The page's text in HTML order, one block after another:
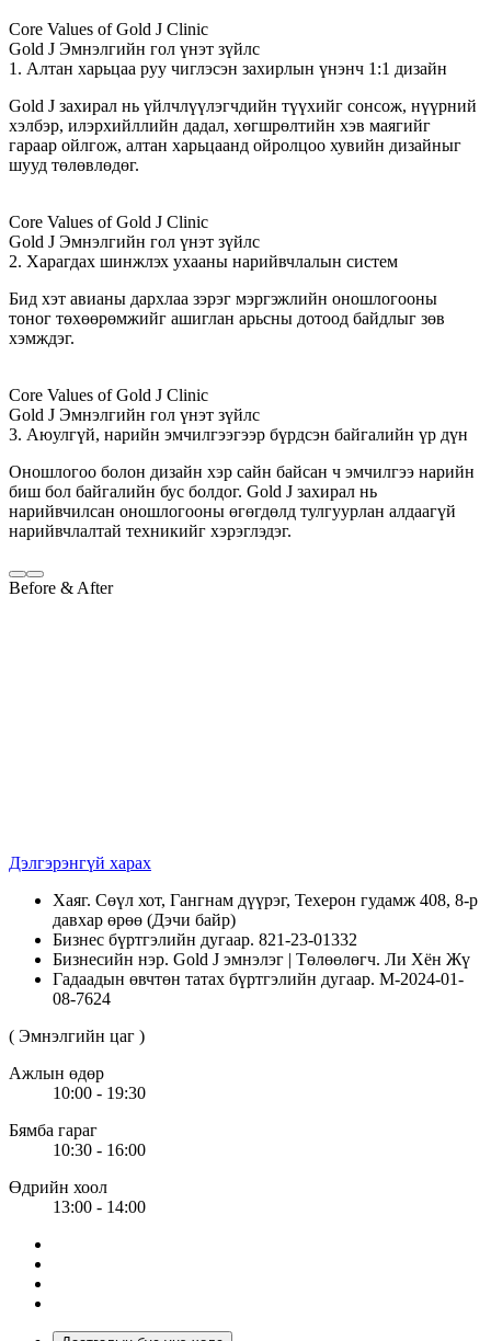
Core Values of Gold J Clinic
Gold J Эмнэлгийн гол үнэт зүйлс
1. Алтан харьцаа руу чиглэсэн захирлын үнэнч 1:1 дизайн
Gold J захирал нь үйлчлүүлэгчдийн түүхийг сонсож, нүүрний
хэлбэр, илэрхийллийн дадал, хөгшрөлтийн хэв маягийг
гараар ойлгож, алтан харьцаанд ойролцоо хувийн дизайныг
шууд төлөвлөдөг.
Core Values of Gold J Clinic
Gold J Эмнэлгийн гол үнэт зүйлс
2. Харагдах шинжлэх ухааны нарийвчлалын систем
Бид хэт авианы дархлаа зэрэг мэргэжлийн оношлогооны
тоног төхөөрөмжийг ашиглан арьсны дотоод байдлыг зөв
хэмждэг.
Core Values of Gold J Clinic
Gold J Эмнэлгийн гол үнэт зүйлс
3. Аюулгүй, нарийн эмчилгээгээр бүрдсэн байгалийн үр дүн
Оношлогоо болон дизайн хэр сайн байсан ч эмчилгээ нарийн
биш бол байгалийн бус болдог. Gold J захирал нь
нарийвчилсан оношлогооны өгөгдөлд тулгуурлан алдаагүй
нарийвчлалтай техникийг хэрэглэдэг.
Before & After
Дэлгэрэнгүй харах
Хаяг. Сөүл хот, Гангнам дүүрэг, Техерон гудамж 408, 8-р
давхар өрөө (Дэчи байр)
Бизнес бүртгэлийн дугаар. 821-23-01332
Бизнесийн нэр. Gold J эмнэлэг | Төлөөлөгч. Ли Хён Жү
Гадаадын өвчтөн татах бүртгэлийн дугаар. M-2024-01-
08-7624
( Эмнэлгийн цаг )
Ажлын өдөр
10:00 - 19:30
Бямба гараг
10:30 - 16:00
Өдрийн хоол
13:00 - 14:00